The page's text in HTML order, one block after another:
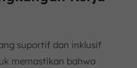
suportif dan inklusif
memastikan bahwa